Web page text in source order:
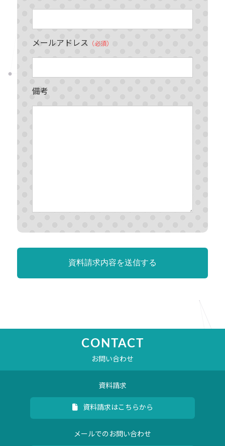
メールアドレス （必須）
備考
CONTACT
お問い合わせ
資料請求
資料請求はこちらから
メールでのお問い合わせ